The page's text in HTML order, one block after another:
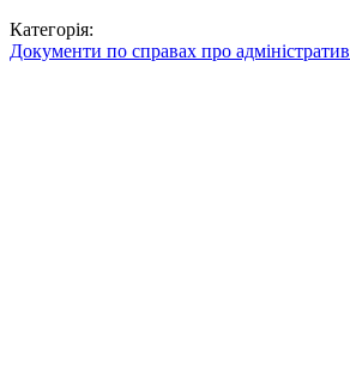
Категорія:
Документи по справах про